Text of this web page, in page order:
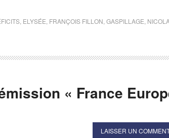
ELYSÉE FRANÇOIS FILLON GASPILLAGE
« France
LAISSER UN